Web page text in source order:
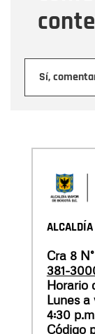
Sí,
ALCALDÍA
Cra 8
381-
Horario
Lunes a
4:30
Código